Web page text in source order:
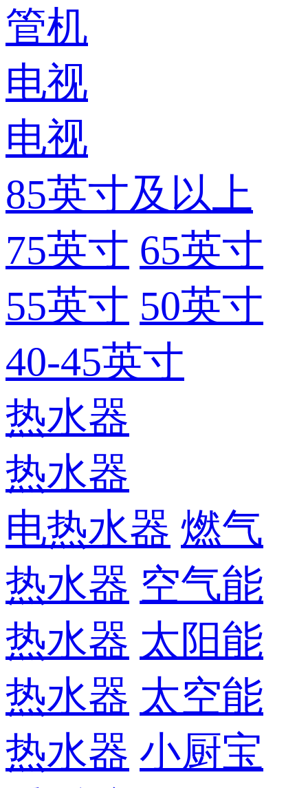
管机
电视
电视
85英寸及以上
75英寸 65英寸
55英寸 50英寸
40-45英寸
热水器
热水器
电热水器 燃气
热水器 空气能
热水器 太阳能
热水器 太空能
热水器 小厨宝